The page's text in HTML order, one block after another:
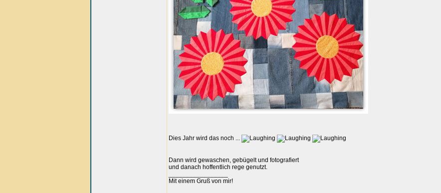
Dies Jahr wird das noch ...
Dann wird gewaschen, gebügelt und fotografiert
und danach hoffentlich rege genutzt.
Mit einem Gruß von mir!